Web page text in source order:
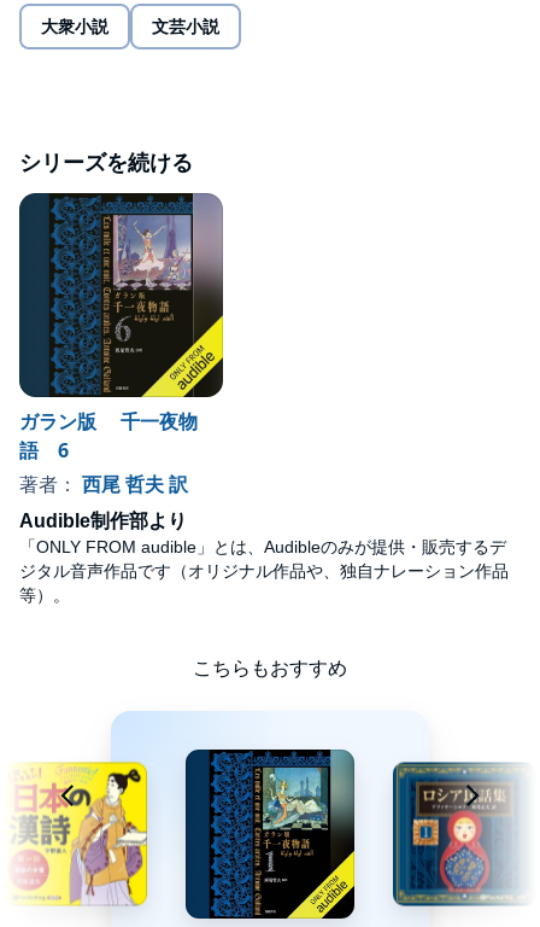
大衆小説 文芸小説
シリーズを続ける
ガラン版 千一夜物
語 6
著者： 西尾 哲夫 訳
Audible制作部より
「ONLY FROM audible」とは、Audibleのみが提供・販売するデ
ジタル音声作品です（オリジナル作品や、独自ナレーション作品
等）。
こちらもおすすめ